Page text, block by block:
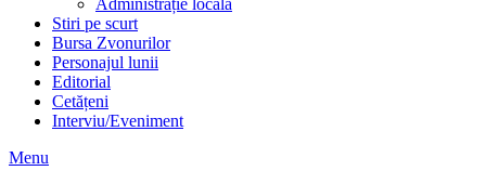
Administrație locală
Stiri pe scurt
Bursa Zvonurilor
Personajul lunii
Editorial
Cetățeni
Interviu/Eveniment
Menu